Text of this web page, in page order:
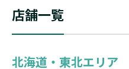
店舗一覧
北海道・東北エリア